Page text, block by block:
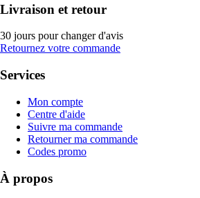
Livraison et retour
30 jours pour changer d'avis
Retournez votre commande
Services
Mon compte
Centre d'aide
Suivre ma commande
Retourner ma commande
Codes promo
À propos